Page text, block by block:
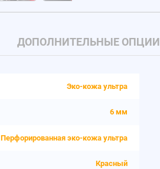
ДОПОЛНИТЕЛЬНЫЕ ОПЦИИ
Эко-кожа ультра
6 мм
Перфорированная эко-кожа ультра
Красный